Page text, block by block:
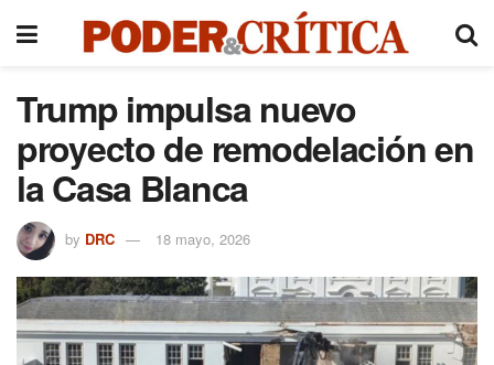
Trump impulsa nuevo
proyecto de remodelación en
la Casa Blanca
by DRC 18 mayo, 2026